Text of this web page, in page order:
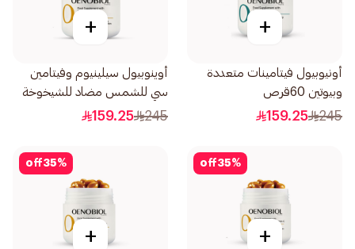
+
أونيوبيول فيتامينات متعددة
وبيوتين 60قرص
245
159.25
+
أوينوبيول سيلينيوم وفيتامين
سي للشمس مضاد للشيخوخة
30كبسولة
245
159.25
35%
off
+
35%
off
+